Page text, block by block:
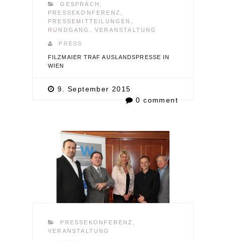
GESPRÄCH
PRESSEKONFERENZ
PRESSEMITTEILUNGEN
RUNDGANG
,VERANSTALTUNG
PRESS
FILZMAIER TRAF AUSLANDSPRESSE IN
WIEN
9. September 2015
0 comment
PRESSEKONFERENZ
VERANSTALTUNG